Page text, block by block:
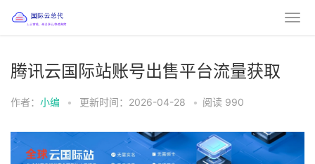
腾讯云国际站账号出售平台流量获取
作者： 小编 • 更新时间：2026-04-28 • 阅读 990